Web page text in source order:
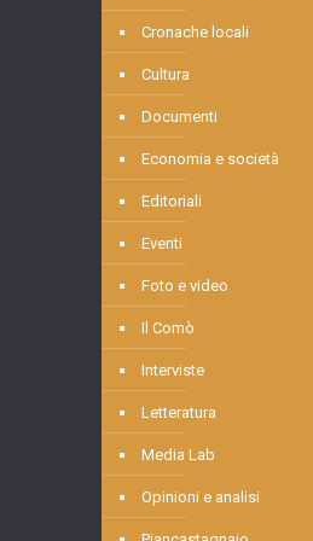
Cronache locali
Cultura
Documenti
Economia e società
Editoriali
Eventi
Foto e video
Il Comò
Interviste
Letteratura
Media Lab
Opinioni e analisi